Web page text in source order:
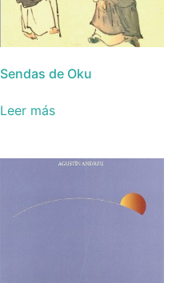
Sendas de Oku
Leer más